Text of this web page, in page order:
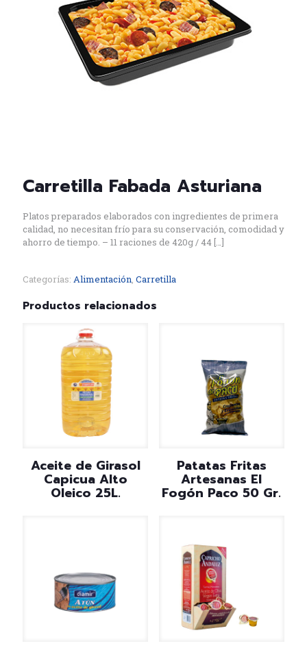
Carretilla Fabada Asturiana
Platos preparados elaborados con ingredientes de primera
calidad, no necesitan frío para su conservación, comodidad y
ahorro de tiempo. – 11 raciones de 420g / 44[…]
Categorías: Alimentación, Carretilla
Productos relacionados
Aceite de Girasol
Capicua Alto
Oleico 25L.
Patatas Fritas
Artesanas El
Fogón Paco 50 Gr.